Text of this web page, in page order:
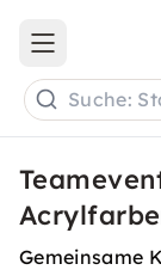
Open main
Suche:
Gemeinsame